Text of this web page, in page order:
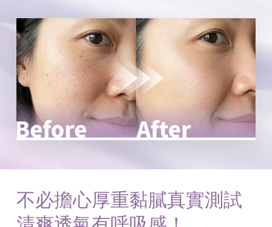
不必擔心厚重黏膩真實測試